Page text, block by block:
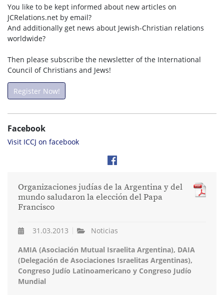
You like to be kept informed about new articles on
JCRelations.net by email?
And additionally get news about Jewish-Christian relations
worldwide?
Then please subscribe the newsletter of the International
Council of Christians and Jews!
Register Now!
Facebook
Visit ICCJ on facebook
Organizaciones judías de la Argentina y del
mundo saludaron la elección del Papa
Francisco
31.03.2013
Noticias
AMIA (Asociación Mutual Israelita Argentina), DAIA
(Delegación de Asociaciones Israelitas Argentinas),
Congreso Judío Latinoamericano y Congreso Judío
Mundial